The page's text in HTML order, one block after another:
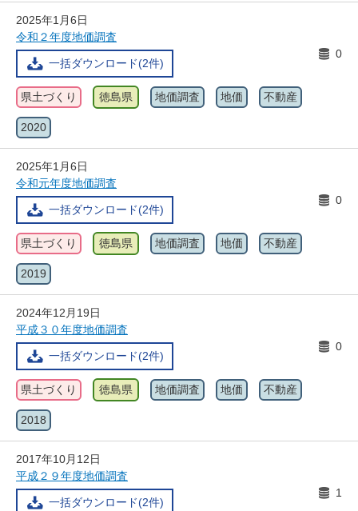
2025年1月6日
令和２年度地価調査
一括ダウンロード(2件)
0
県土づくり 徳島県 地価調査 地価 不動産
2020
2025年1月6日
令和元年度地価調査
一括ダウンロード(2件)
0
県土づくり 徳島県 地価調査 地価 不動産
2019
2024年12月19日
平成３０年度地価調査
一括ダウンロード(2件)
0
県土づくり 徳島県 地価調査 地価 不動産
2018
2017年10月12日
平成２９年度地価調査
一括ダウンロード(2件)
1